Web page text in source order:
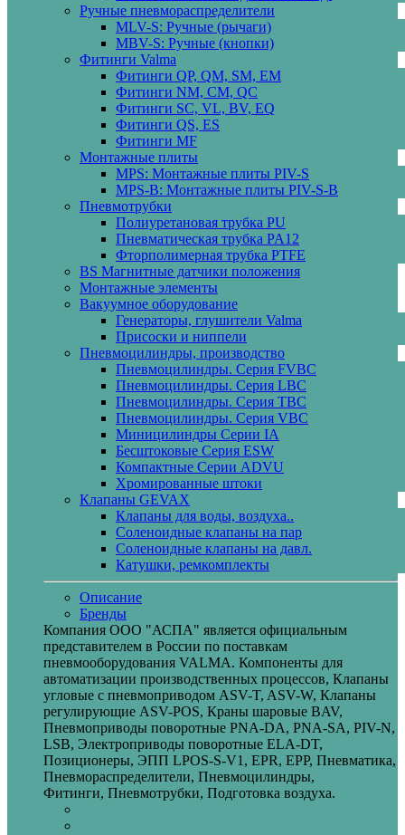
Ручные пневмораспределители
MLV-S: Ручные (рычаги)
MBV-S: Ручные (кнопки)
Фитинги Valma
Фитинги QP, QM, SM, EM
Фитинги NM, CM, QC
Фитинги SC, VL, BV, EQ
Фитинги QS, ES
Фитинги MF
Монтажные плиты
MPS: Монтажные плиты PIV-S
MPS-B: Монтажные плиты PIV-S-B
Пневмотрубки
Полиуретановая трубка PU
Пневматическая трубка PA12
Фторполимерная трубка PTFE
BS Магнитные датчики положения
Монтажные элементы
Вакуумное оборудование
Генераторы, глушители Valma
Присоски и ниппели
Пневмоцилиндры, производство
Пневмоцилиндры. Серия FVBC
Пневмоцилиндры. Серия LBC
Пневмоцилиндры. Серия TBC
Пневмоцилиндры. Серия VBC
Миницилиндры Cерии IA
Бесштоковые Серия ESW
Компактные Серии ADVU
Хромированные штоки
Клапаны GEVAX
Клапаны для воды, воздуха..
Соленоидные клапаны на пар
Соленоидные клапаны на давл.
Катушки, ремкомплекты
Описание
Бренды
Компания ООО "АСПА" является официальным
представителем в России по поставкам
пневмооборудования VALMA. Компоненты для
автоматизации производственных процессов, Клапаны
угловые с пневмоприводом ASV-T, ASV-W, Клапаны
регулирующие ASV-POS, Краны шаровые BAV,
Пневмоприводы поворотные PNA-DA, PNA-SA, PIV-N,
LSB, Электроприводы поворотные ELA-DT,
Позиционеры, ЭПП LPOS-S-V1, EPR, EPP, Пневматика,
Пневмораспределители, Пневмоцилиндры,
Фитинги, Пневмотрубки, Подготовка воздуха.